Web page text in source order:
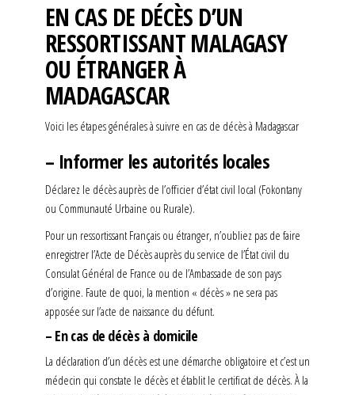
EN CAS DE DÉCÈS D’UN
RESSORTISSANT MALAGASY
OU ÉTRANGER À
MADAGASCAR
Voici les étapes générales à suivre en cas de décès à Madagascar
– Informer les autorités locales
Déclarez le décès auprès de l’officier d’état civil local (Fokontany
ou Communauté Urbaine ou Rurale).
Pour un ressortissant Français ou étranger, n’oubliez pas de faire
enregistrer l’Acte de Décès auprès du service de l’État civil du
Consulat Général de France ou de l’Ambassade de son pays
d’origine. Faute de quoi, la mention « décès » ne sera pas
apposée sur l’acte de naissance du défunt.
– En cas de décès à domicile
La déclaration d’un décès est une démarche obligatoire et c’est un
médecin qui constate le décès et établit le certificat de décès. À la